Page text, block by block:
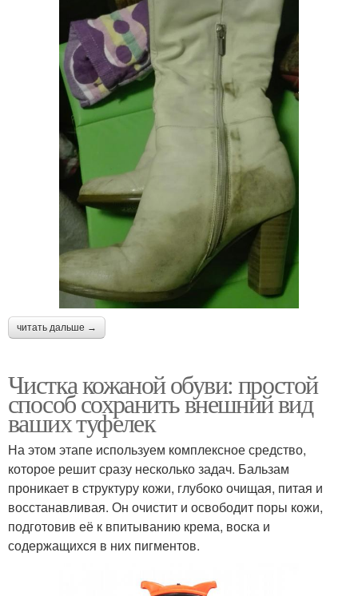
читать дальше →
Чистка кожаной обуви: простой
способ сохранить внешний вид
ваших туфелек
На этом этапе используем комплексное средство,
которое решит сразу несколько задач. Бальзам
проникает в структуру кожи, глубоко очищая, питая и
восстанавливая. Он очистит и освободит поры кожи,
подготовив её к впитыванию крема, воска и
содержащихся в них пигментов.